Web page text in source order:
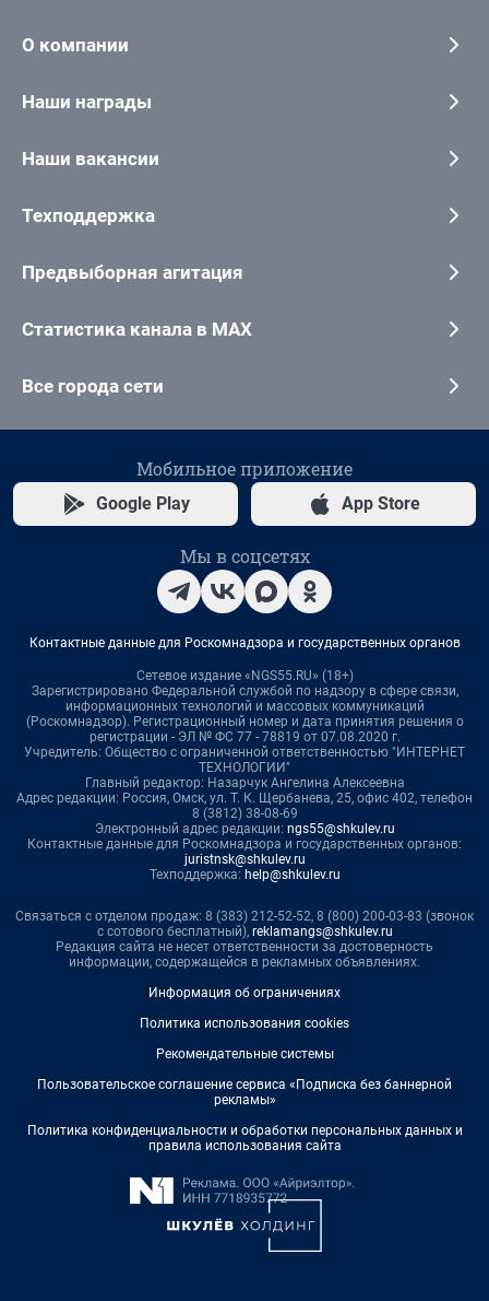
О компании
Наши награды
Наши вакансии
Техподдержка
Предвыборная агитация
Статистика канала в MAX
Все города сети
Мобильное приложение
Google Play App Store
Мы в соцсетях
Контактные данные для Роскомнадзора и государственных органов
Сетевое издание «NGS55.RU» (18+)
Зарегистрировано Федеральной службой по надзору в сфере связи,
информационных технологий и массовых коммуникаций
(Роскомнадзор). Регистрационный номер и дата принятия решения о
регистрации - ЭЛ № ФС 77 - 78819 от 07.08.2020 г.
Учредитель: Общество с ограниченной ответственностью "ИНТЕРНЕТ
ТЕХНОЛОГИИ"
Главный редактор: Назарчук Ангелина Алексеевна
Адрес редакции: Россия, Омск, ул. Т. К. Щербанева, 25, офис 402, телефон
8 (3812) 38-08-69
Электронный адрес редакции: ngs55@shkulev.ru
Контактные данные для Роскомнадзора и государственных органов:
juristnsk@shkulev.ru
Техподдержка: help@shkulev.ru
Связаться с отделом продаж: 8 (383) 212-52-52, 8 (800) 200-03-83 (звонок
с сотового бесплатный), reklamangs@shkulev.ru
Редакция сайта не несет ответственности за достоверность
информации, содержащейся в рекламных объявлениях.
Информация об ограничениях
Политика использования cookies
Рекомендательные системы
Пользовательское соглашение сервиса «Подписка без баннерной
рекламы»
Политика конфиденциальности и обработки персональных данных и
правила использования сайта